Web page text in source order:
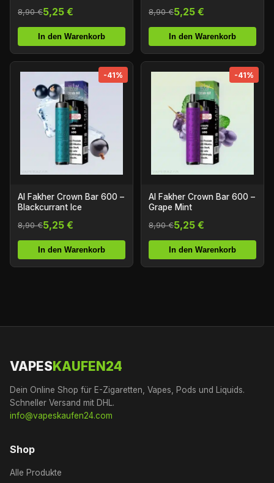
8,90 €5,25 €
In den Warenkorb
8,90 €5,25 €
In den Warenkorb
-41%
Al Fakher Crown Bar 600 –
Blackcurrant Ice
8,90 €5,25 €
In den Warenkorb
-41%
Al Fakher Crown Bar 600 –
Grape Mint
8,90 €5,25 €
In den Warenkorb
VAPES KAUFEN24
Dein Online Shop für E-Zigaretten, Vapes, Pods und Liquids.
Schneller Versand mit DHL.
info@vapeskaufen24.com
Shop
Alle Produkte